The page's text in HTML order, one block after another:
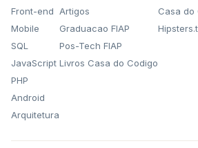
Front-end
Mobile
SQL
JavaScript
PHP
Android
Arquitetura
Artigos
Graduacao FIAP
Pos-Tech FIAP
Livros Casa do Codigo
Casa do